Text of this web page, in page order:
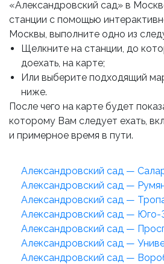
«Александровский сад» в
станции с помощью
Москвы, выполните одно из
Щелкните на станции, до
доехать, на карте;
Или выберите подходящий
ниже.
После чего на карте будет
которому Вам следует ехать,
и примерное время в пути.
Александровский сад —
Александровский сад —
Александровский сад —
Александровский сад — Юго-
Александровский сад —
Александровский сад —
Александровский сад —